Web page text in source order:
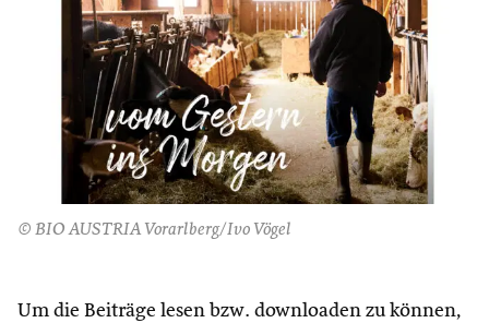
© BIO AUSTRIA Vorarlberg/Ivo Vögel
Um die Beiträge lesen bzw. downloaden zu können,